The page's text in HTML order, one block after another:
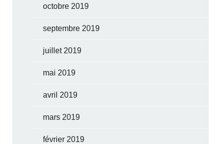
octobre 2019
septembre 2019
juillet 2019
mai 2019
avril 2019
mars 2019
février 2019